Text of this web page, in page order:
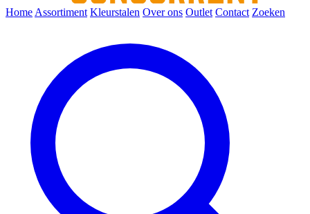
Home Assortiment Kleurstalen Over ons Outlet Contact Zoeken